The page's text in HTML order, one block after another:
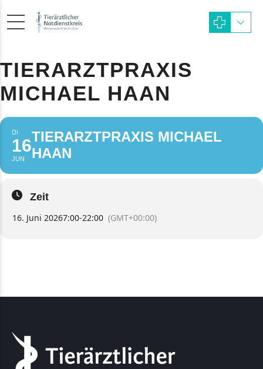
TIERARZTPRAXIS
MICHAEL HAAN
DI
16
JUN
TIERARZTPRAXIS MICHAEL
HAAN
Zeit
16. Juni 20267:00-22:00 (GMT+00:00)